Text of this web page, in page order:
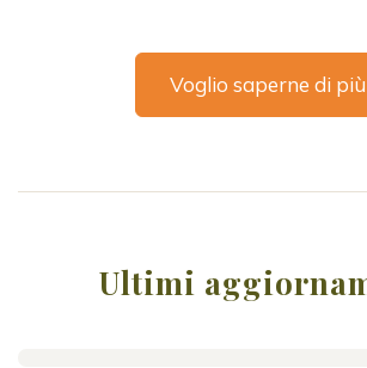
Voglio saperne di più
Ultimi